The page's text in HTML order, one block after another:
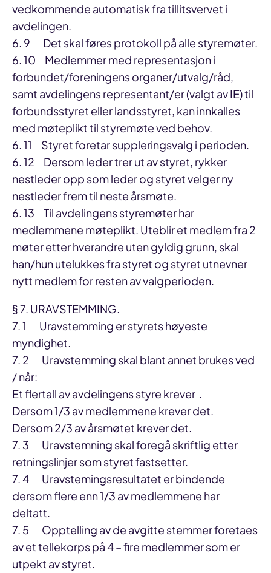
vedkommende automatisk fra tillitsvervet i
avdelingen.
6. 9 Det skal føres protokoll på alle styremøter.
6. 10 Medlemmer med representasjon i
forbundet/foreningens organer/utvalg/råd,
samt avdelingens representant/er (valgt av IE) til
forbundsstyret eller landsstyret, kan innkalles
med møteplikt til styremøte ved behov.
6. 11 Styret foretar suppleringsvalg i perioden.
6. 12 Dersom leder trer ut av styret, rykker
nestleder opp som leder og styret velger ny
nestleder frem til neste årsmøte.
6. 13 Til avdelingens styremøter har
medlemmene møteplikt. Uteblir et medlem fra 2
møter etter hverandre uten gyldig grunn, skal
han/hun utelukkes fra styret og styret utnevner
nytt medlem for resten av valgperioden.
§ 7. URAVSTEMMING.
7. 1 Uravstemming er styrets høyeste
myndighet.
7. 2 Uravstemming skal blant annet brukes ved
/ når:
Et flertall av avdelingens styre krever .
Dersom 1/3 av medlemmene krever det.
Dersom 2/3 av årsmøtet krever det.
7. 3 Uravstemning skal foregå skriftlig etter
retningslinjer som styret fastsetter.
7. 4 Uravstemingsresultatet er bindende
dersom flere enn 1/3 av medlemmene har
deltatt.
7. 5 Opptelling av de avgitte stemmer foretaes
av et tellekorps på 4 – fire medlemmer som er
utpekt av styret.